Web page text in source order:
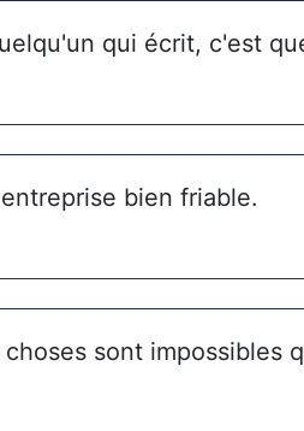
qui écrit, c'est
bien friable.
sont impossibles